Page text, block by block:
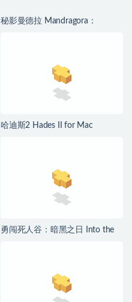
秘影曼德拉 Mandragora：
哈迪斯2 Hades II for Mac
勇闯死人谷：暗黑之日 Into the